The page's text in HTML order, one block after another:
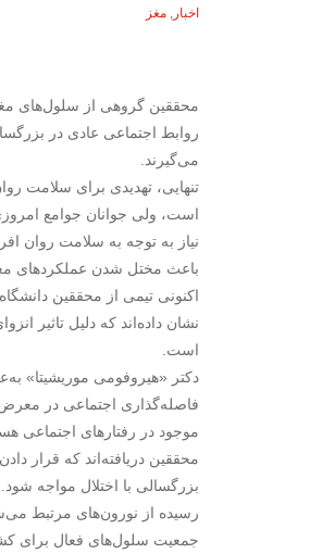
اخبار , مغز
محققین گروهی از سلول‌های
روابط اجتماعی عادی در
می‌گیرند.
تنهایی، تهدیدی برای سلامت
نیاز به توجه به سلامت روان
باعث مختل شدن عملکردهای
اکنونی تیمی از محققین
است.
دکتر «هیروفومی موریشیتا»
فاصله‌گذاری اجتماعی در
موجود در رفتارهای اجتماعی
محققین دریافته‌اند که قرار
بزرگسالی با اختلال مواجه
رسیده از نورون‌های مرتبط
جمعیت سلول‌های فعال برای